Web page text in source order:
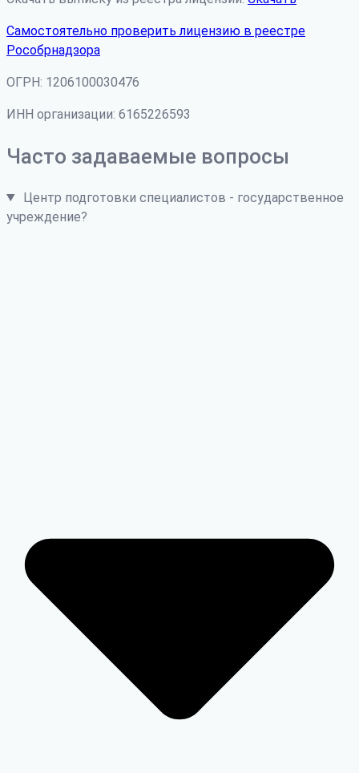
Самостоятельно проверить лицензию в реестре
Рособрнадзора
ОГРН: 1206100030476
ИНН организации: 6165226593
Часто задаваемые вопросы
Центр подготовки специалистов - государственное
учреждение?